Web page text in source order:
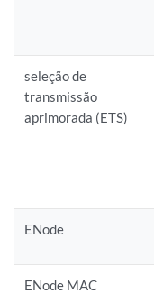
seleção de
transmissão
aprimorada (ETS)
ENode
ENode MAC